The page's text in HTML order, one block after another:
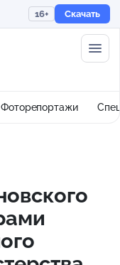
16+ Скачать
Фоторепортажи